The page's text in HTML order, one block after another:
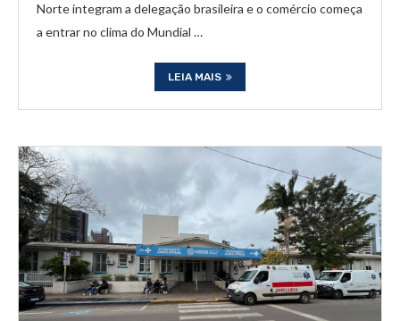
Norte integram a delegação brasileira e o comércio começa
a entrar no clima do Mundial …
LEIA MAIS